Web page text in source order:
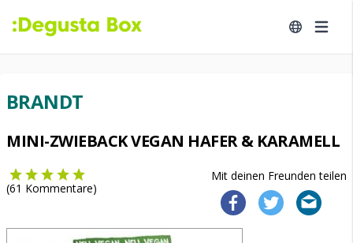
BRANDT
MINI-ZWIEBACK VEGAN HAFER & KARAMELL
Mit deinen Freunden teilen
(61 Kommentare)